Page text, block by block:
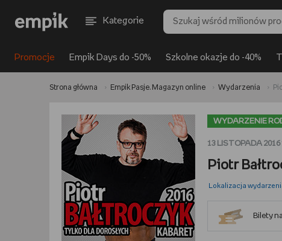
Kategorie
Promocje Empik Days do -50% Szkolne okazje do -40%
Strona główna Empik Pasje. Magazyn online Wydarzenia
WYDARZENIE
13 LISTOPADA
Piotr
Lokalizacja
Bilety